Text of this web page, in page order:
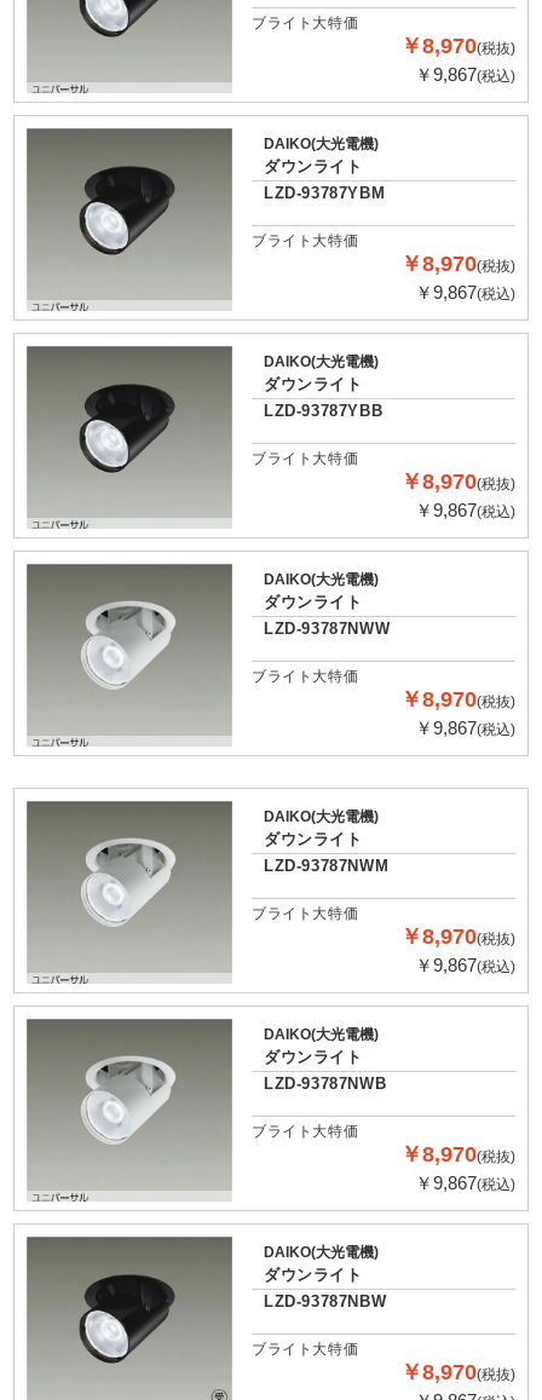
ブライト大特価
￥8,970(税抜)
￥9,867(税込)
DAIKO(大光電機)
ダウンライト
LZD-93787YBM
ブライト大特価
￥8,970(税抜)
￥9,867(税込)
DAIKO(大光電機)
ダウンライト
LZD-93787YBB
ブライト大特価
￥8,970(税抜)
￥9,867(税込)
DAIKO(大光電機)
ダウンライト
LZD-93787NWW
ブライト大特価
￥8,970(税抜)
￥9,867(税込)
DAIKO(大光電機)
ダウンライト
LZD-93787NWM
ブライト大特価
￥8,970(税抜)
￥9,867(税込)
DAIKO(大光電機)
ダウンライト
LZD-93787NWB
ブライト大特価
￥8,970(税抜)
￥9,867(税込)
DAIKO(大光電機)
ダウンライト
LZD-93787NBW
ブライト大特価
￥8,970(税抜)